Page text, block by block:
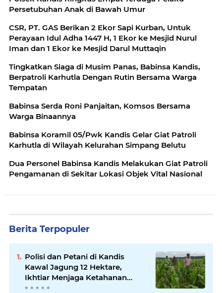
Persetubuhan Anak di Bawah Umur
CSR, PT. GAS Berikan 2 Ekor Sapi Kurban, Untuk
Perayaan Idul Adha 1447 H, 1 Ekor ke Mesjid Nurul
Iman dan 1 Ekor ke Mesjid Darul Muttaqin
Tingkatkan Siaga di Musim Panas, Babinsa Kandis,
Berpatroli Karhutla Dengan Rutin Bersama Warga
Tempatan
Babinsa Serda Roni Panjaitan, Komsos Bersama
Warga Binaannya
Babinsa Koramil 05/Pwk Kandis Gelar Giat Patroli
Karhutla di Wilayah Kelurahan Simpang Belutu
Dua Personel Babinsa Kandis Melakukan Giat Patroli
Pengamanan di Sekitar Lokasi Objek Vital Nasional
Berita Terpopuler
Polisi dan Petani di Kandis
Kawal Jagung 12 Hektare,
Ikhtiar Menjaga Ketahanan
Pangan